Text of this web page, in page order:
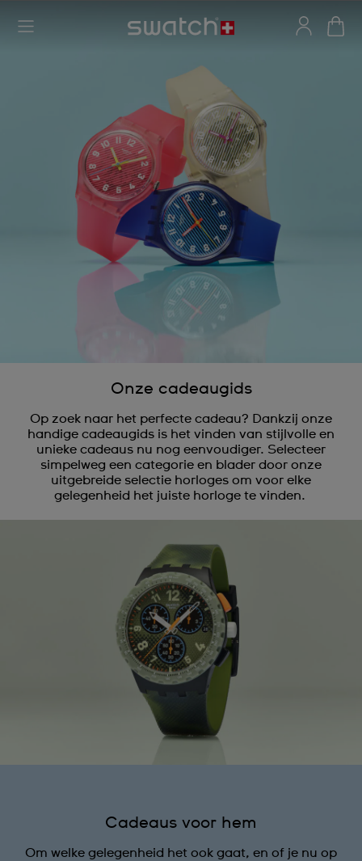
Onze cadeaugids
Op zoek naar het perfecte cadeau? Dankzij onze
handige cadeaugids is het vinden van stijlvolle en
unieke cadeaus nu nog eenvoudiger. Selecteer
simpelweg een categorie en blader door onze
uitgebreide selectie horloges om voor elke
gelegenheid het juiste horloge te vinden.
Cadeaus voor hem
Om welke gelegenheid het ook gaat, en of je nu op